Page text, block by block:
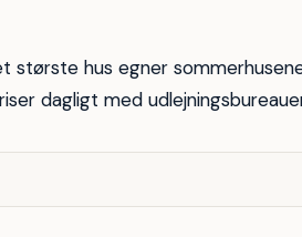
største hus egner
dagligt med